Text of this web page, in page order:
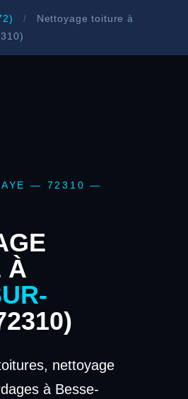
/
Nettoyage toiture à
— 72310 —
À
nettoyage
à Besse-